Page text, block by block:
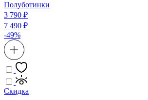
Полуботинки
3 790 ₽
7 490 ₽
-49%
Скидка